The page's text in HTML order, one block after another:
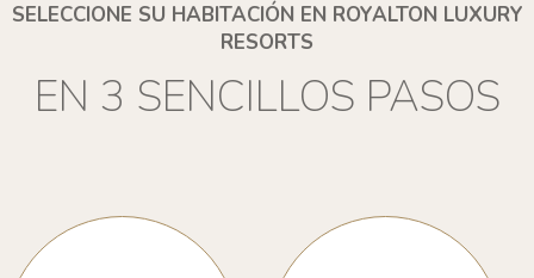
SELECCIONE SU HABITACIÓN EN ROYALTON LUXURY
RESORTS
EN 3 SENCILLOS PASOS